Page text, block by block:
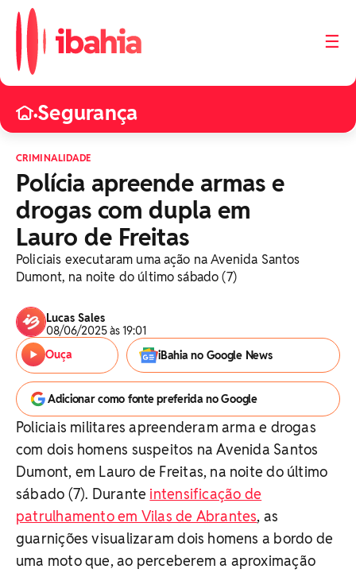
☰
•Segurança
CRIMINALIDADE
Polícia apreende armas e
drogas com dupla em
Lauro de Freitas
Policiais executaram uma ação na Avenida Santos
Dumont, na noite do último sábado (7)
Lucas Sales
08/06/2025 às 19:01
Ouça
iBahia no Google News
Adicionar como fonte preferida no Google
Policiais militares apreenderam arma e drogas
com dois homens suspeitos na Avenida Santos
Dumont, em Lauro de Freitas, na noite do último
sábado (7). Durante intensificação de
patrulhamento em Vilas de Abrantes, as
guarnições visualizaram dois homens a bordo de
uma moto que, ao perceberem a aproximação